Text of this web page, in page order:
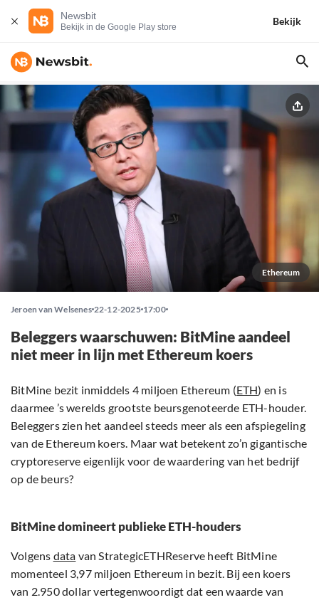
Newsbit
Bekijk in de Google Play store
Bekijk
Ethereum
Jeroen van Welsenes 22-12-2025 17:00
Beleggers waarschuwen: BitMine aandeel
niet meer in lijn met Ethereum koers
BitMine bezit inmiddels 4 miljoen Ethereum (ETH) en is
daarmee ’s werelds grootste beursgenoteerde ETH-houder.
Beleggers zien het aandeel steeds meer als een afspiegeling
van de Ethereum koers. Maar wat betekent zo’n gigantische
cryptoreserve eigenlijk voor de waardering van het bedrijf
op de beurs?
BitMine domineert publieke ETH-houders
Volgens data van StrategicETHReserve heeft BitMine
momenteel 3,97 miljoen Ethereum in bezit. Bij een koers
van 2.950 dollar vertegenwoordigt dat een waarde van